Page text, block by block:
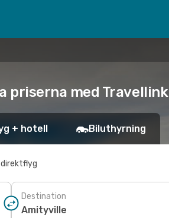
priserna med Travellink
+ hotell Biluthyrning
Destination